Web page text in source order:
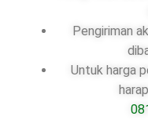
Pengiriman
Untuk harga